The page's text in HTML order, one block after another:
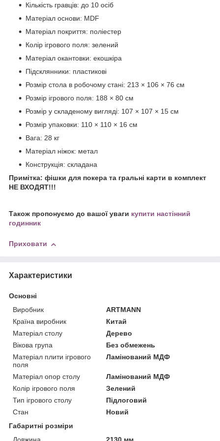
Кількість гравців: до 10 осіб
Матеріал основи: MDF
Матеріал покриття: поліестер
Колір ігрового поля: зелений
Матеріал окантовки: екошкіра
Підсклянники: пластикові
Розмір стола в робочому стані: 213 × 106 × 76 см
Розмір ігрового поля: 188 × 80 см
Розмір у складеному вигляді: 107 × 107 × 15 см
Розмір упаковки: 110 × 110 × 16 см
Вага: 28 кг
Матеріал ніжок: метал
Конструкція: складана
Примітка: фішки для покера та гральні карти в комплект
НЕ ВХОДЯТ!!!
Також пропонуємо до вашої уваги купити настінний
годинник
Приховати
Характеристики
Основні
Виробник
ARTMANN
Країна виробник
Китай
Матеріал столу
Дерево
Вікова група
Без обмежень
Матеріал плити ігрового
поля
Ламінований МДФ
Матеріал опор столу
Ламінований МДФ
Колір ігрового поля
Зелений
Тип ігрового столу
Підлоговий
Стан
Новий
Габаритні розміри